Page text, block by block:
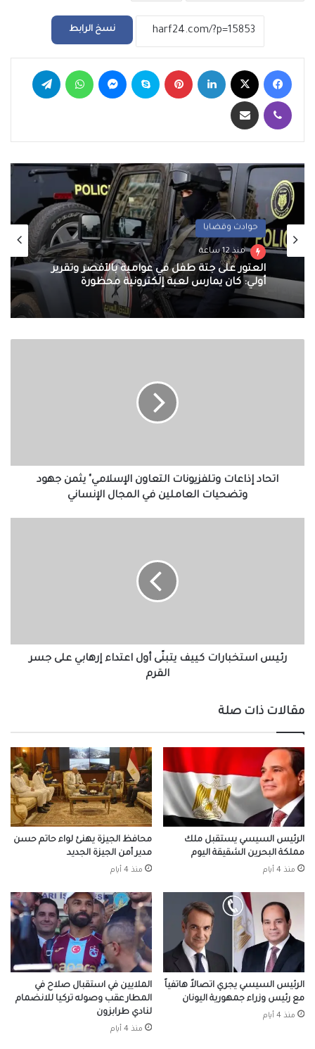
نسخ الرابط
فيسبوك لينكدإن بينتيريست سكايب ماسنجر واتساب
ڤايبر مشاركة عبر البريد
حوادث وقضايا
منذ 12 ساعة
العثور على جثة طفل في عوامية بالأقصر وتقرير
أولي: كان يمارس لعبة إلكترونية محظورة
العاملين
اتحاد إذاعات وتلفزيونات التعاون الإسلامي" يثمن جهود
وتضحيات العاملين في المجال الإنساني
جسر
رئيس استخبارات كييف يتبنّى أول اعتداء إرهابي على جسر
القرم
مقالات ذات صلة
الرئيس السيسي يستقبل ملك
مملكة البحرين الشقيقة اليوم
منذ 4 أيام
محافظ الجيزة يهنئ لواء حاتم حسن
مدير أمن الجيزة الجديد
منذ 4 أيام
الرئيس السيسي يجري اتصالاً هاتفياً
مع رئيس وزراء جمهورية اليونان
منذ 4 أيام
الملايين في استقبال صلاح في
المطار عقب وصوله تركيا للانضمام
لنادي طرابزون
منذ 4 أيام